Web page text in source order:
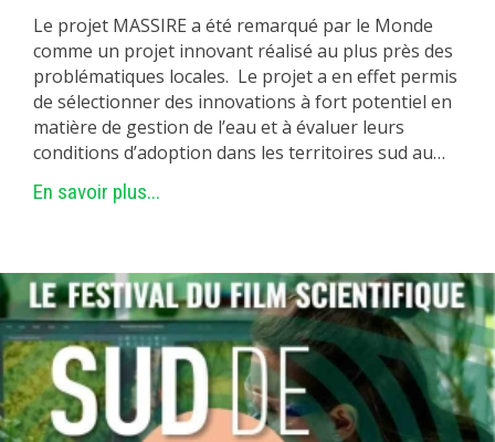
Le projet MASSIRE a été remarqué par le Monde
comme un projet innovant réalisé au plus près des
problématiques locales. Le projet a en effet permis
de sélectionner des innovations à fort potentiel en
matière de gestion de l’eau et à évaluer leurs
conditions d’adoption dans les territoires sud au…
En savoir plus...